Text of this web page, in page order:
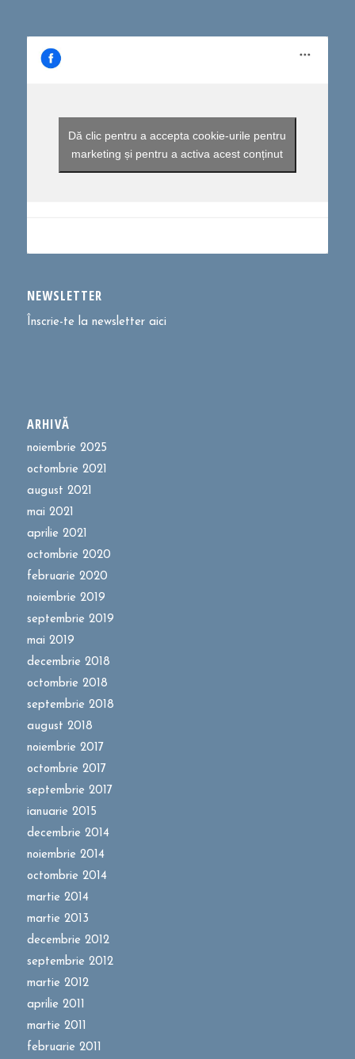
Dă clic pentru a accepta cookie-urile pentru
marketing și pentru a activa acest conținut
NEWSLETTER
Înscrie-te la newsletter aici
ARHIVĂ
noiembrie 2025
octombrie 2021
august 2021
mai 2021
aprilie 2021
octombrie 2020
februarie 2020
noiembrie 2019
septembrie 2019
mai 2019
decembrie 2018
octombrie 2018
septembrie 2018
august 2018
noiembrie 2017
octombrie 2017
septembrie 2017
ianuarie 2015
decembrie 2014
noiembrie 2014
octombrie 2014
martie 2014
martie 2013
decembrie 2012
septembrie 2012
martie 2012
aprilie 2011
martie 2011
februarie 2011